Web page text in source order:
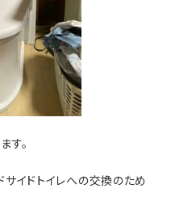
す。
サイドトイレへの交換のため